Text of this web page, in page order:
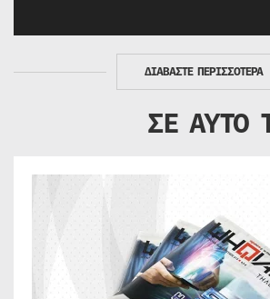
ΔΙΑΒΑΣΤΕ ΠΕΡΙΣΣΟΤΕΡΑ
ΣΕ ΑΥΤΟ